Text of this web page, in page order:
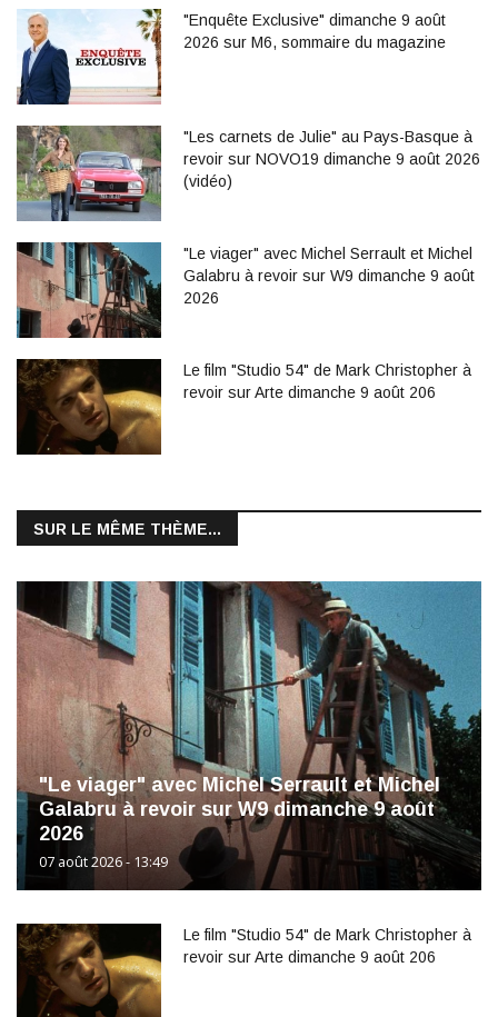
"Enquête Exclusive" dimanche 9 août
2026 sur M6, sommaire du magazine
"Les carnets de Julie" au Pays-Basque à
revoir sur NOVO19 dimanche 9 août 2026
(vidéo)
"Le viager" avec Michel Serrault et Michel
Galabru à revoir sur W9 dimanche 9 août
2026
Le film "Studio 54" de Mark Christopher à
revoir sur Arte dimanche 9 août 206
SUR LE MÊME THÈME...
"Le viager" avec Michel Serrault et Michel
Galabru à revoir sur W9 dimanche 9 août
2026
07 août 2026 - 13:49
Le film "Studio 54" de Mark Christopher à
revoir sur Arte dimanche 9 août 206